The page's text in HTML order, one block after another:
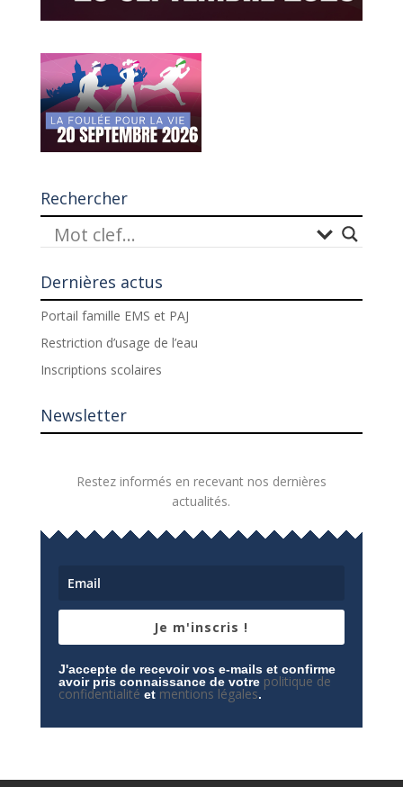
Rechercher
Dernières actus
Portail famille EMS et PAJ
Restriction d’usage de l’eau
Inscriptions scolaires
Newsletter
Restez informés en recevant nos dernières
actualités.
Je m'inscris !
J'accepte de recevoir vos e-mails et confirme
avoir pris connaissance de votre politique de
confidentialité et mentions légales.